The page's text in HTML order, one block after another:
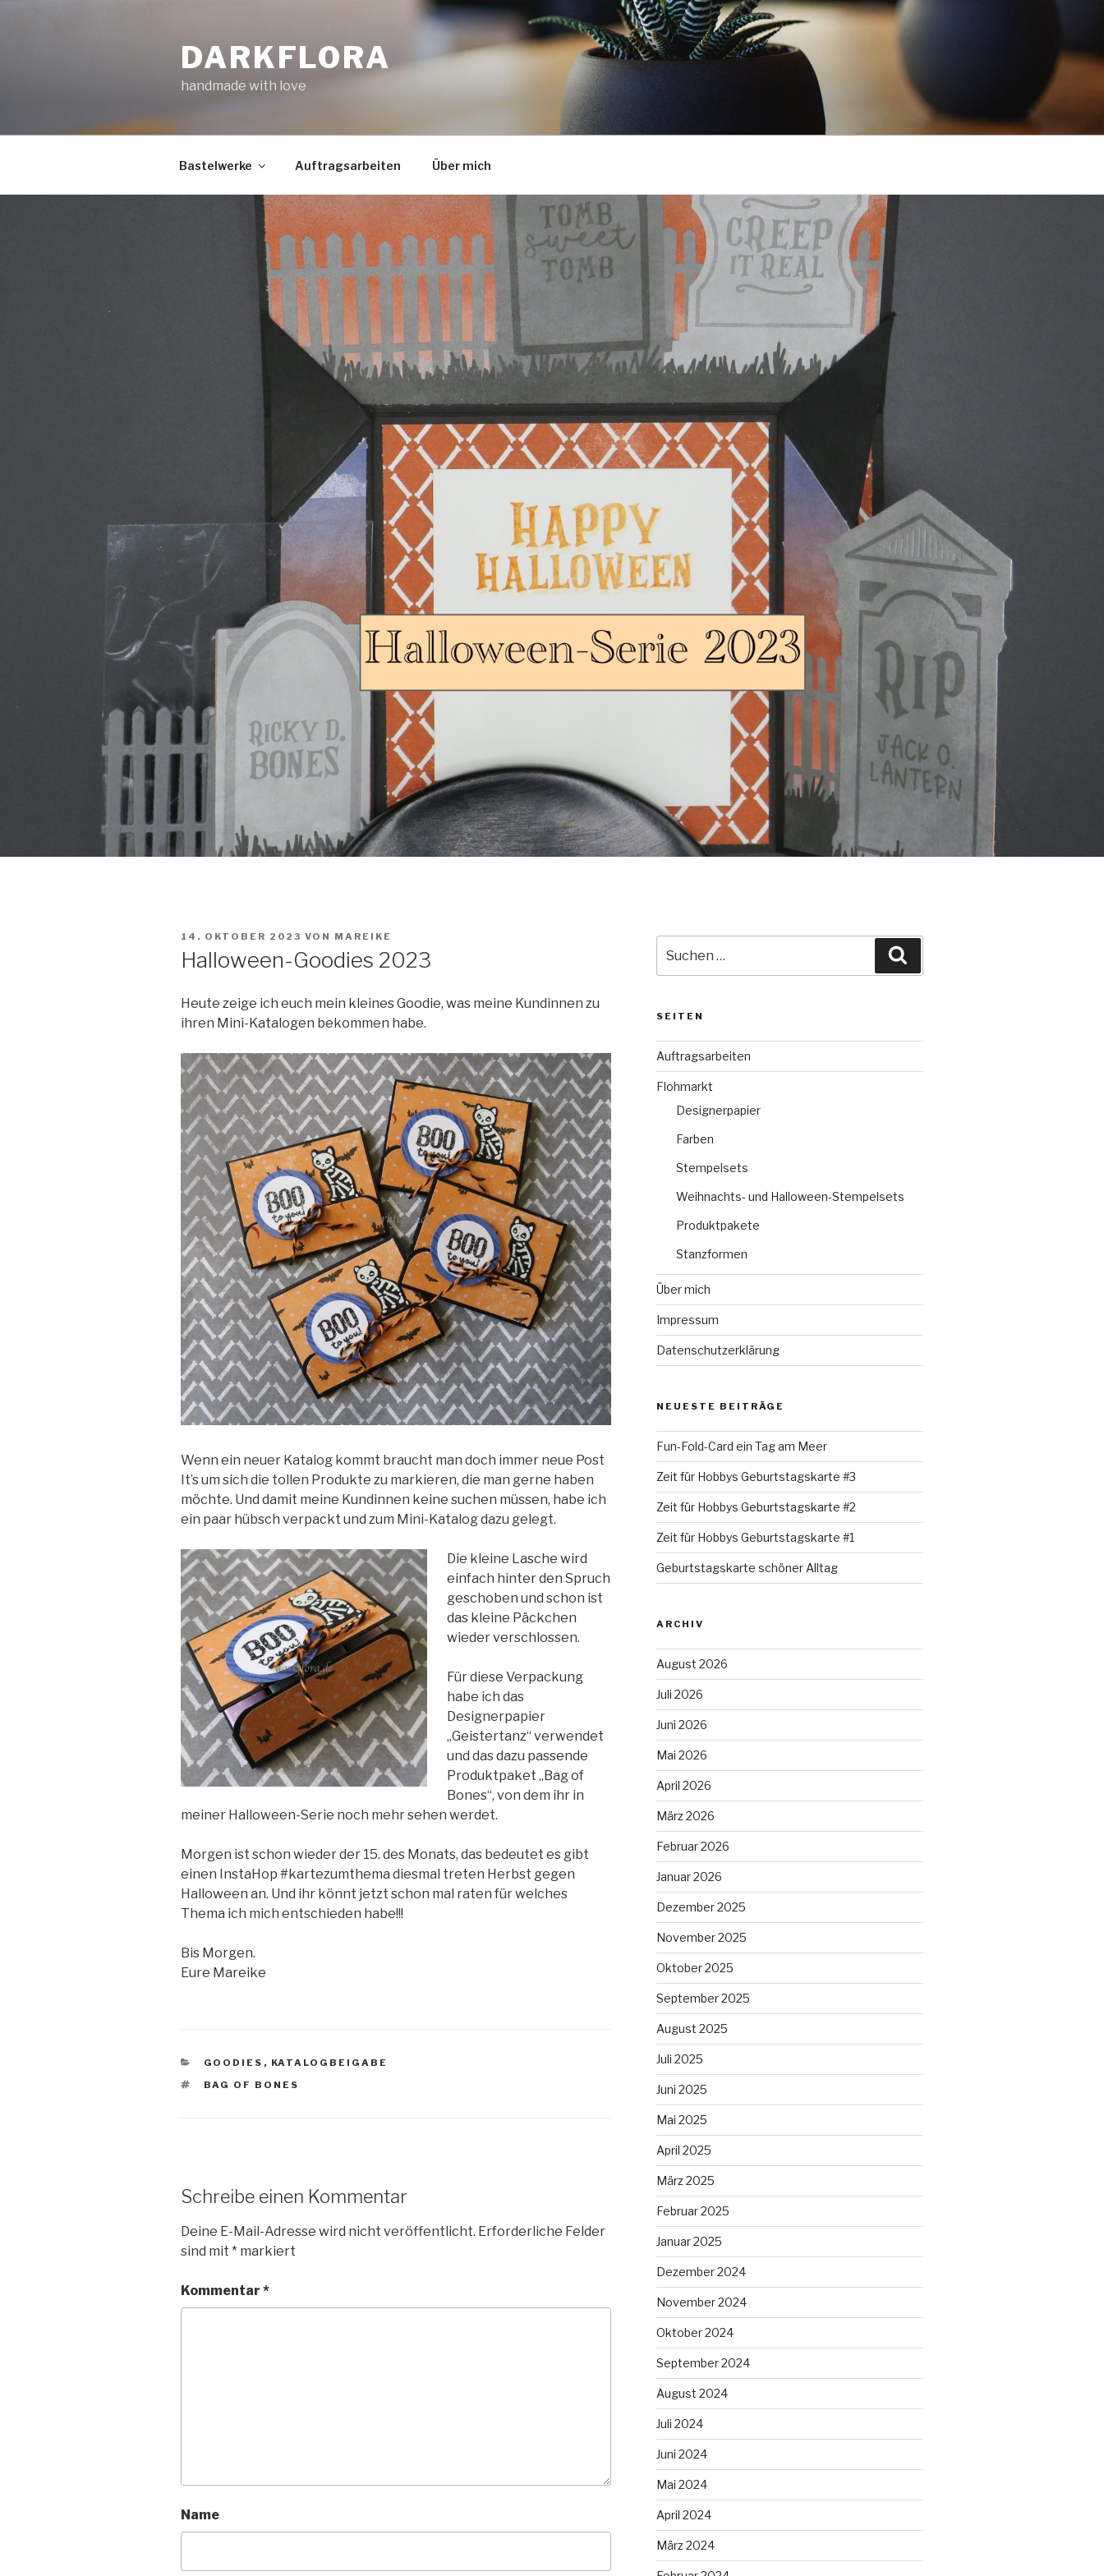
DARKFLORA
handmade with love
Bastelwerke Auftragsarbeiten Über mich
VERÖFFENTLICHT
14. OKTOBER 2023 VON MAREIKE
Halloween-Goodies 2023
Heute zeige ich euch mein kleines Goodie, was meine Kundinnen zu
ihren Mini-Katalogen bekommen habe.
Wenn ein neuer Katalog kommt braucht man doch immer neue Post
It’s um sich die tollen Produkte zu markieren, die man gerne haben
möchte. Und damit meine Kundinnen keine suchen müssen, habe ich
ein paar hübsch verpackt und zum Mini-Katalog dazu gelegt.
Die kleine Lasche wird
einfach hinter den Spruch
geschoben und schon ist
das kleine Päckchen
wieder verschlossen.
Für diese Verpackung
habe ich das
Designerpapier
„Geistertanz“ verwendet
und das dazu passende
Produktpaket „Bag of
Bones“, von dem ihr in
meiner Halloween-Serie noch mehr sehen werdet.
Morgen ist schon wieder der 15. des Monats, das bedeutet es gibt
einen InstaHop #kartezumthema diesmal treten Herbst gegen
Halloween an. Und ihr könnt jetzt schon mal raten für welches
Thema ich mich entschieden habe!!!
Bis Morgen.
Eure Mareike
KATEGORIEN
GOODIES , KATALOGBEIGABE
SCHLAGWÖRTER
BAG OF BONES
Schreibe einen Kommentar
Deine E-Mail-Adresse wird nicht veröffentlicht. Erforderliche Felder
sind mit * markiert
Kommentar *
Name
nach:
SEITEN
Auftragsarbeiten
Flohmarkt
Designerpapier
Farben
Stempelsets
Weihnachts- und Halloween-Stempelsets
Produktpakete
Stanzformen
Über mich
Impressum
Datenschutzerklärung
NEUESTE BEITRÄGE
Fun-Fold-Card ein Tag am Meer
Zeit für Hobbys Geburtstagskarte #3
Zeit für Hobbys Geburtstagskarte #2
Zeit für Hobbys Geburtstagskarte #1
Geburtstagskarte schöner Alltag
ARCHIV
August 2026
Juli 2026
Juni 2026
Mai 2026
April 2026
März 2026
Februar 2026
Januar 2026
Dezember 2025
November 2025
Oktober 2025
September 2025
August 2025
Juli 2025
Juni 2025
Mai 2025
April 2025
März 2025
Februar 2025
Januar 2025
Dezember 2024
November 2024
Oktober 2024
September 2024
August 2024
Juli 2024
Juni 2024
Mai 2024
April 2024
März 2024